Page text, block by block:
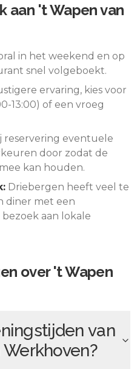
aan 't Wapen van
in het weekend en op
snel volgeboekt.
ervaring, kies voor
13:00) of een vroeg
reservering eventuele
door zodat de
kan houden.
Driebergen heeft veel te
diner met een
aan lokale
over't Wapen
van
?